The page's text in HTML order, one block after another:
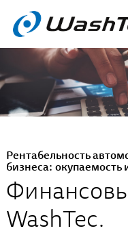
Рентабельность
бизнеса: окупаемость
WashTec.